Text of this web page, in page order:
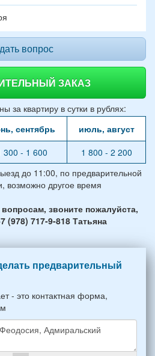
вопрос
ЗАКАЗ
за квартиру в сутки в рублях:
сентябрь
июль, август
300 - 1 600
1 800 - 2 200
до 11:00, по предварительной
возможно другое время
звоните пожалуйста,
(978) 717-9-818 Татьяна
предварительный
- это контактная форма,